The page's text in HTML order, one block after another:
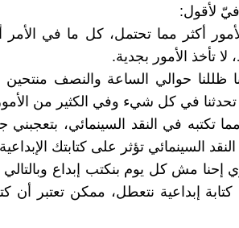
لأقول:
أكثر مما تحتمل، كل ما في الأمر
تأخذ الأمور بجدية.
ظللنا حوالي الساعة والنصف
تحدثنا في كل شيء وفي الكثير من
تكتبه في النقد السينمائي، بتعجبني
السينمائي تؤثر على كتابتك
إحنا مش كل يوم بنكتب إبداع
إبداعية نتعطل، ممكن تعتبر أن